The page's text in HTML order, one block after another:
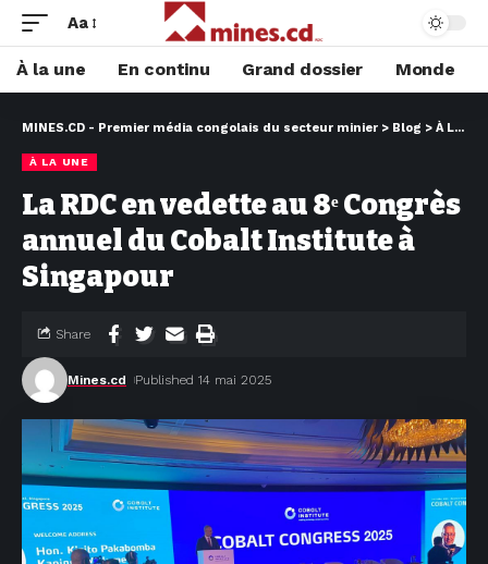
Aa
À la une En continu Grand dossier Monde
MINES.CD - Premier média congolais du secteur minier > Blog > À LA UNE
À LA UNE
La RDC en vedette au 8ᵉ Congrès
annuel du Cobalt Institute à
Singapour
Mines.cd Published 14 mai 2025
Share